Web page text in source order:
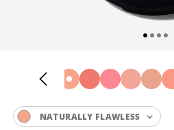
NATURALLY FLAWLESS